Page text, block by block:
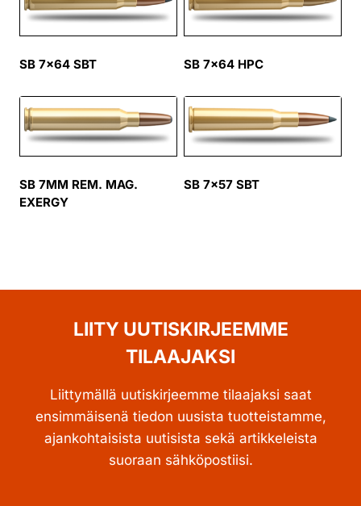
SB 7×64 SBT SB 7×64 HPC
SB 7MM REM. MAG.
EXERGY
SB 7×57 SBT
LIITY UUTISKIRJEEMME
TILAAJAKSI
Liittymällä uutiskirjeemme tilaajaksi saat
ensimmäisenä tiedon uusista tuotteistamme,
ajankohtaisista uutisista sekä artikkeleista
suoraan sähköpostiisi.